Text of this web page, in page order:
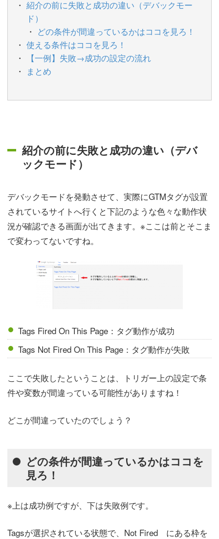
紹介の前に失敗と成功の違い（デバックモー
ド）
どの条件が間違っているかはココを見ろ！
使える条件はココを見ろ！
【一例】失敗→成功の設定の流れ
まとめ
紹介の前に失敗と成功の違い（デバ
ックモード）
デバックモードを発動させて、実際にGTMタグが設置
されているサイトへ行くと下記のような色々な動作状
況が確認できる画面が出てきます。※ここは前とそこま
で変わってないですね。
Tags Fired On This Page：タグ動作が成功
Tags Not Fired On This Page：タグ動作が失敗
ここで失敗したということは、トリガー上の設定で条
件や変数が間違っている可能性がありますね！
どこが間違っていたのでしょう？
どの条件が間違っているかはココを
見ろ！
※上は成功例ですが、下は失敗例です。
Tagsが選択されている状態で、Not Fired にある枠を